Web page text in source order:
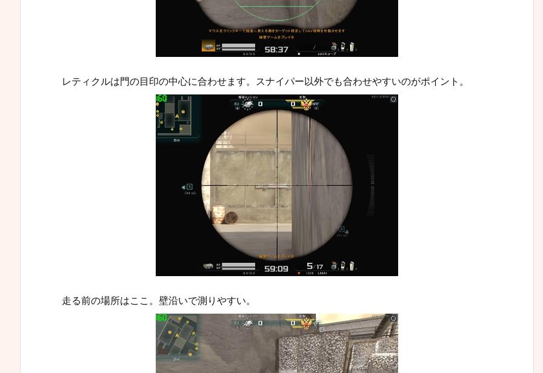
レティクルは門の目印の中心に合わせます。スナイパー以外でも合わせやすいのがポイント。
走る前の場所はここ。壁沿いで測りやすい。